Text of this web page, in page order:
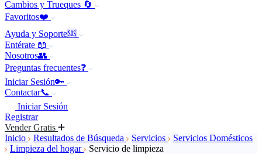
Cambios y Trueques 🔄
Favoritos❤️
Ayuda y Soporte🆘
Entérate 📖
Nosotros👥
Preguntas frecuentes❓
Iniciar Sesión🔑
Contactar📞
Iniciar Sesión
Registrar
Vender Gratis
Inicio
Resultados de Búsqueda Servicios
Servicios Domésticos
Limpieza del hogar
Servicio de limpieza